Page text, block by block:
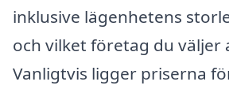
inklusive lägenhetens
och vilket företag du väljer
Vanligtvis ligger priserna